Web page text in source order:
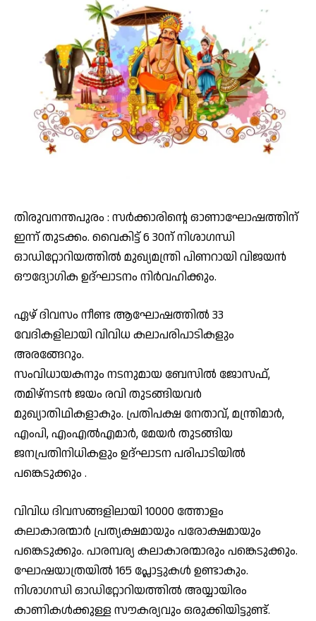
തിരുവനന്തപുരം : സർക്കാരിന്റെ ഓണാഘോഷത്തിന്
ഇന്ന് തുടക്കം. വൈകിട്ട് 6 30ന് നിശാഗന്ധി
ഓഡിറ്റോറിയത്തിൽ മുഖ്യമന്ത്രി പിണറായി വിജയൻ
ഔദ്യോഗിക ഉദ്ഘാടനം നിർവഹിക്കും.
ഏഴ് ദിവസം നീണ്ട ആഘോഷത്തിൽ 33
വേദികളിലായി വിവിധ കലാപരിപാടികളും
അരങ്ങേറും.
സംവിധായകനും നടനുമായ ബേസിൽ ജോസഫ്,
തമിഴ്നടൻ ജയം രവി തുടങ്ങിയവർ
മുഖ്യാതിഥികളാകും. പ്രതിപക്ഷ നേതാവ്, മന്ത്രിമാർ,
എംപി, എംഎൽഎമാർ, മേയർ തുടങ്ങിയ
ജനപ്രതിനിധികളും ഉദ്ഘാടന പരിപാടിയിൽ
പങ്കെടുക്കും .
വിവിധ ദിവസങ്ങളിലായി 10000 ത്തോളം
കലാകാരന്മാർ പ്രത്യക്ഷമായും പരോക്ഷമായും
പങ്കെടുക്കും. പാരമ്പര്യ കലാകാരന്മാരും പങ്കെടുക്കും.
ഘോഷയാത്രയിൽ 165 പ്ലോട്ടുകൾ ഉണ്ടാകും.
നിശാഗന്ധി ഓഡിറ്റോറിയത്തിൽ അയ്യായിരം
കാണികൾക്കുള്ള സൗകര്യവും ഒരുക്കിയിട്ടുണ്ട്.